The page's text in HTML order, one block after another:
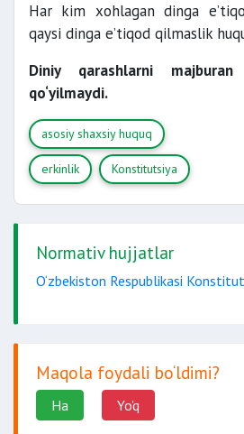
Har kim xohlagan dinga
qaysi dinga e’tiqod qilmaslik
Diniy qarashlarni
qo‘yilmaydi.
asosiy shaxsiy huquq
erkinlik Konstitutsiya
Normativ hujjatlar
O‘zbekiston Respublikasi
Maqola foydali bo‘ldimi?
Ha Yo'q